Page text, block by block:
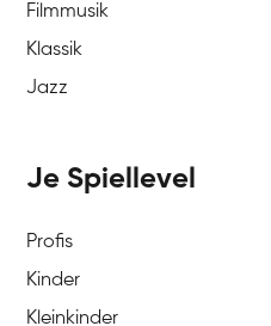
Filmmusik
Klassik
Jazz
Je Spiellevel
Profis
Kinder
Kleinkinder